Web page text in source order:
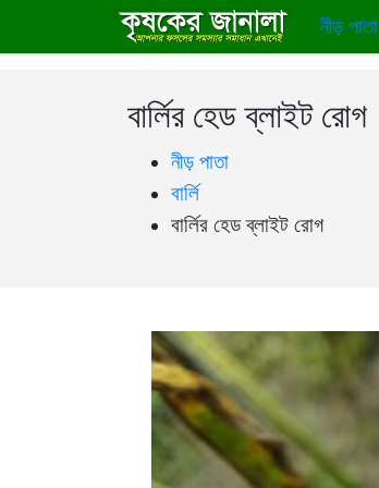
নীড় পাতা
বার্লির হেড ব্লাইট রোগ
নীড় পাতা
বার্লি
বার্লির হেড ব্লাইট রোগ